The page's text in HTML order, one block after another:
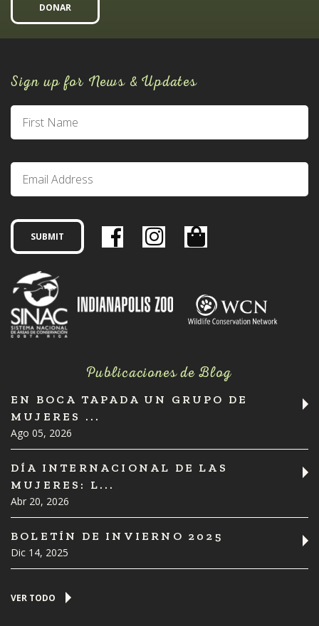
DONAR
Sign up for News & Updates
Publicaciones de Blog
EN BOCA TAPADA UN GRUPO DE
MUJERES ...
Ago 05, 2026
DÍA INTERNACIONAL DE LAS
MUJERES: L...
Abr 20, 2026
BOLETÍN DE INVIERNO 2025
Dic 14, 2025
VER TODO